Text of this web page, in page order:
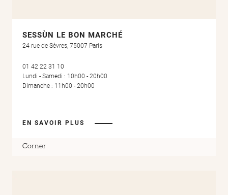
SESSÙN LE BON MARCHÉ
24 rue de Sèvres, 75007 Paris
01 42 22 31 10
Lundi - Samedi : 10h00 - 20h00
Dimanche : 11h00 - 20h00
EN SAVOIR PLUS
Corner